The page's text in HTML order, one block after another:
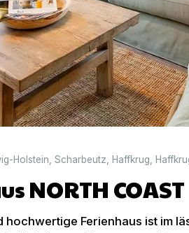
Holstein Scharbeutz Haffkrug
NORTH COAST
hochwertige Ferienhaus ist im